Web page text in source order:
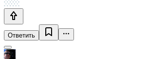
Ответить